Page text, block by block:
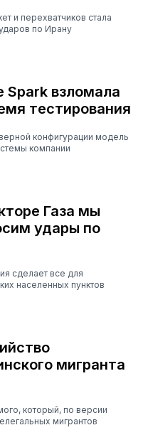
и перехватчиков стала
по Ирану
взломала
тестирования
конфигурации модель
компании
Газа мы
удары по
сделает все для
населенных пунктов
мигранта
который, по версии
мигрантов